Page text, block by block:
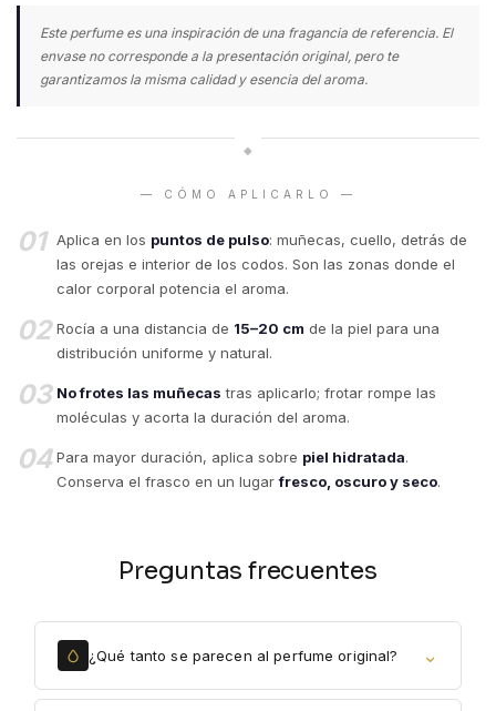
Este perfume es una inspiración de una fragancia de referencia. El
envase no corresponde a la presentación original, pero te
garantizamos la misma calidad y esencia del aroma.
◆
— CÓMO APLICARLO —
01 Aplica en los puntos de pulso: muñecas, cuello, detrás de
las orejas e interior de los codos. Son las zonas donde el
calor corporal potencia el aroma.
02 Rocía a una distancia de 15–20 cm de la piel para una
distribución uniforme y natural.
03 No frotes las muñecas tras aplicarlo; frotar rompe las
moléculas y acorta la duración del aroma.
04 Para mayor duración, aplica sobre piel hidratada.
Conserva el frasco en un lugarfresco, oscuro y seco.
Preguntas frecuentes
¿Qué tanto se parecen al perfume original? ⌄